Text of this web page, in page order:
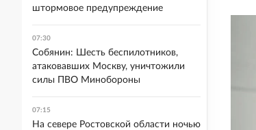
штормовое предупреждение
07:30
Собянин: Шесть беспилотников,
атаковавших Москву, уничтожили
силы ПВО Минобороны
07:15
На севере Ростовской области ночью